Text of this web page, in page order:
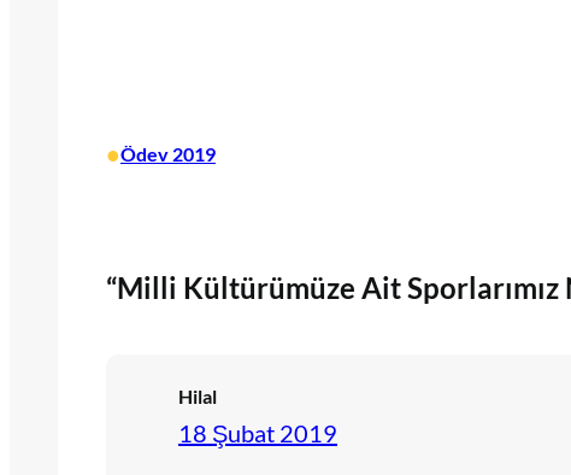
•Ödev 2019
“Milli Kültürümüze Ait Sporlarımız
Hilal
18 Şubat 2019